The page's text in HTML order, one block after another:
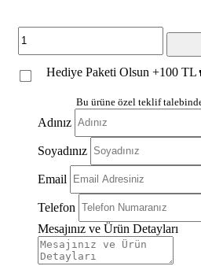
Kahve Altın
Gümüş Siyah
Beyaz Gümüş
Düz Kahve
Düz Siyah
Düz Beyaz
Hediye Paketi Olsun +100 TL
Bu ürüne özel teklif
Adınız
Soyadınız
Email
Telefon
Mesajınız ve Ürün Detayları